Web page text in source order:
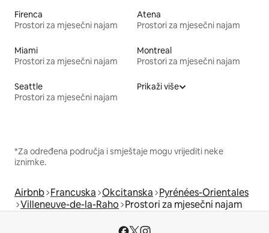
Firenca
Prostori za mjesečni najam
Atena
Prostori za mjesečni najam
Miami
Prostori za mjesečni najam
Montreal
Prostori za mjesečni najam
Seattle
Prostori za mjesečni najam
Prikaži više
*Za određena područja i smještaje mogu vrijediti neke
iznimke.
Airbnb Francuska Okcitanska Pyrénées-Orientales
Villeneuve-de-la-Raho Prostori za mjesečni najam